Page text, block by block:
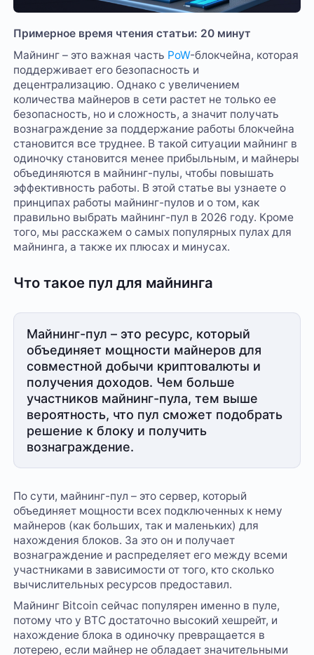
Примерное время чтения статьи: 20 минут
Майнинг – это важная часть PoW-блокчейна, которая
поддерживает его безопасность и
децентрализацию. Однако с увеличением
количества майнеров в сети растет не только ее
безопасность, но и сложность, а значит получать
вознаграждение за поддержание работы блокчейна
становится все труднее. В такой ситуации майнинг в
одиночку становится менее прибыльным, и майнеры
объединяются в майнинг-пулы, чтобы повышать
эффективность работы. В этой статье вы узнаете о
принципах работы майнинг-пулов и о том, как
правильно выбрать майнинг-пул в 2026 году. Кроме
того, мы расскажем о самых популярных пулах для
майнинга, а также их плюсах и минусах.
Что такое пул для майнинга
Майнинг-пул – это ресурс, который
объединяет мощности майнеров для
совместной добычи криптовалюты и
получения доходов. Чем больше
участников майнинг-пула, тем выше
вероятность, что пул сможет подобрать
решение к блоку и получить
вознаграждение.
По сути, майнинг-пул – это сервер, который
объединяет мощности всех подключенных к нему
майнеров (как больших, так и маленьких) для
нахождения блоков. За это он и получает
вознаграждение и распределяет его между всеми
участниками в зависимости от того, кто сколько
вычислительных ресурсов предоставил.
Майнинг Bitcoin сейчас популярен именно в пуле,
потому что у BTC достаточно высокий хешрейт, и
нахождение блока в одиночку превращается в
лотерею, если майнер не обладает значительными